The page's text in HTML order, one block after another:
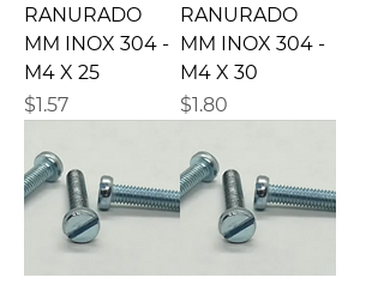
RANURADO
MM INOX 304 -
M4 X 25
Precio
$1.57
RANURADO
MM INOX 304 -
M4 X 30
Precio
$1.80